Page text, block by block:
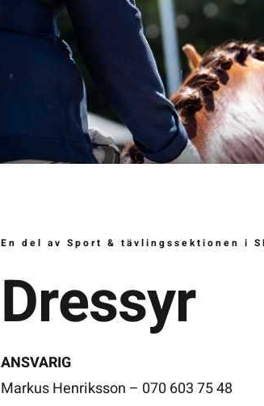
En del av Sport & tävlingssektionen i
Dressyr
ANSVARIG
Markus Henriksson – 070 603 75 48